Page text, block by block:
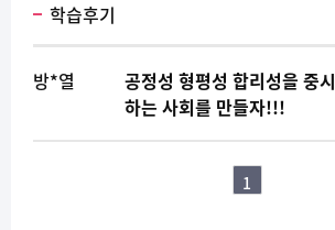
학습후기
방*열
공정성 형평성 합리성을 중시
하는 사회를 만들자!!!
1